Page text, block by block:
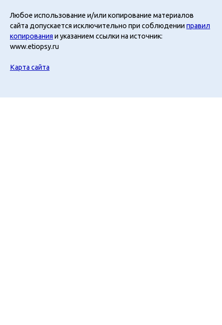
Любое использование и/или копирование материалов
сайта допускается исключительно при соблюденииправил
копирования и указанием ссылки на источник:
www.etiopsy.ru
Карта сайта